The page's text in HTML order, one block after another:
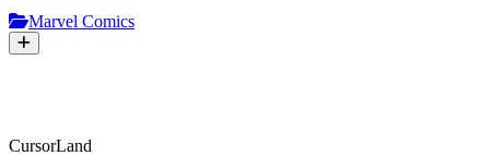
Marvel Comics
CursorLand